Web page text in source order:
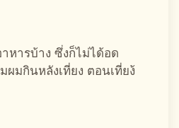
หารบ้าง ซึ่งก็ไม่ได้อด
ผมกินหลังเที่ยง ตอนเที่ยง้